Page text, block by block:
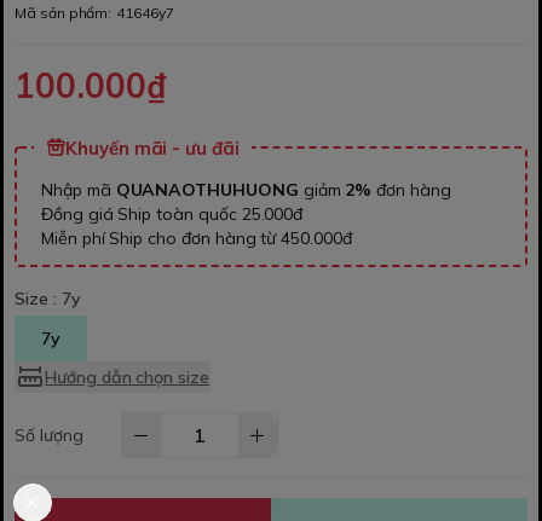
Mã sản phẩm: 41646y7
100.000₫
Khuyến mãi - ưu đãi
Nhập mã QUANAOTHUHUONG giảm 2% đơn hàng
Đồng giá Ship toàn quốc 25.000đ
Miễn phí Ship cho đơn hàng từ 450.000đ
Size : 7y
7y
Hướng dẫn chọn size
Số lượng